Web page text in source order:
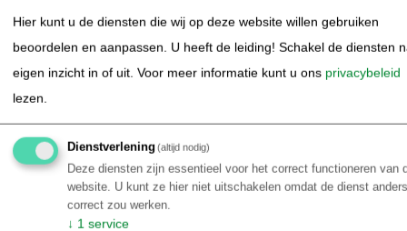
verkent. Tijdens deze tocht is er volop gelegenheid om
dieren te observeren, zoals apen, luiaards, leguanen,
spinnen en een grote diversiteit aan vogels.
Het diner wordt om 19:30 uur geserveerd in het restaurant
van de lodge. Ook hier biedt het buffet een ruime keuze
aan zoetwatervis, vlees, kip, salades en tropisch fruit.
Eventuele allergieën of dieetwensen kunnen vooraf
Hier kunt u de diensten die wij op deze website willen gebruiken
beoordelen en aanpassen. U heeft de leiding! Schakel de diensten
eigen inzicht in of uit. Voor meer informatie kunt u ons privacybeleid
lezen.
Dienstverlening(altijd nodig)
Deze diensten zijn essentieel voor het correct functioneren van
website. U kunt ze hier niet uitschakelen omdat de dienst
correct zou werken.
↓ 1 service